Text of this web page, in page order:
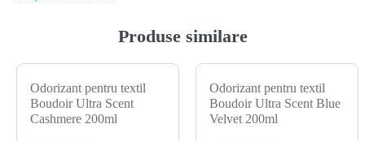
Produse similare
Odorizant pentru textil
Boudoir Ultra Scent
Cashmere 200ml
Odorizant pentru textil
Boudoir Ultra Scent Blue
Velvet 200ml